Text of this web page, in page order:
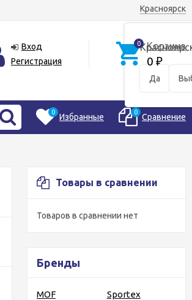
Красноярск
Да
Вход
Регистрация
0 Корзина
0 ₽
0 Избранные 0 Сравнение
Товары в сравнении
Товаров в сравнении нет
Бренды
MOF
Sportex